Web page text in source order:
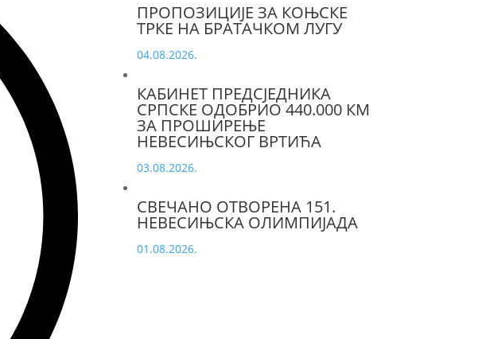
ПРОПОЗИЦИЈЕ ЗА КОЊСКЕ
ТРКЕ НА БРАТАЧКОМ ЛУГУ
04.08.2026.
КАБИНЕТ ПРЕДСЈЕДНИКА
СРПСКЕ ОДОБРИО 440.000 КМ
ЗА ПРОШИРЕЊЕ
НЕВЕСИЊСКОГ ВРТИЋА
03.08.2026.
СВЕЧАНО ОТВОРЕНА 151.
НЕВЕСИЊСКА ОЛИМПИЈАДА
01.08.2026.